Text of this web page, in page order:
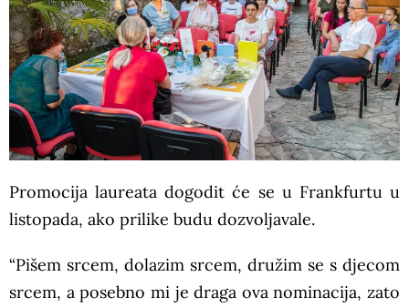
Promocija laureata dogodit će se u Frankfurtu u
listopada, ako prilike budu dozvoljavale.
“Pišem srcem, dolazim srcem, družim se s djecom
srcem, a posebno mi je draga ova nominacija, zato